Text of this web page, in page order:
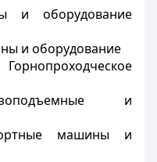
и оборудование
и оборудование
и
машины и